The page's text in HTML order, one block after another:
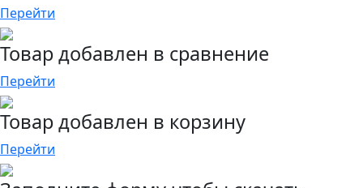
Перейти
Товар добавлен в сравнение
Перейти
Товар добавлен в корзину
Перейти